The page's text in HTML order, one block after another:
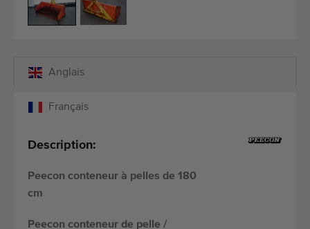
Français
Anglais
Description:
Peecon conteneur à pelles de 180
cm
Peecon conteneur de pelle /